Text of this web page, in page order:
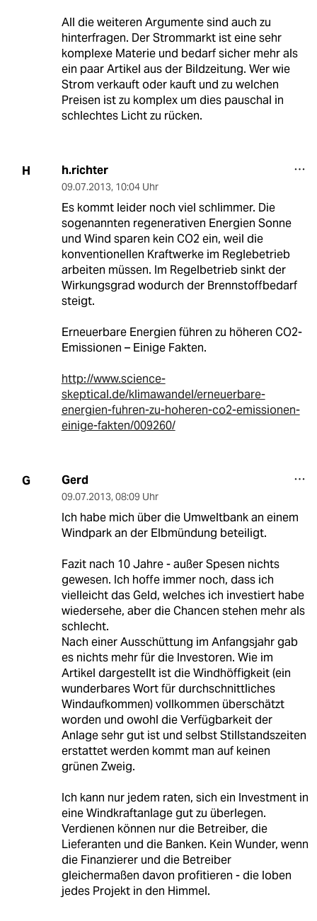
All die weiteren Argumente sind auch zu
hinterfragen. Der Strommarkt ist eine sehr
komplexe Materie und bedarf sicher mehr als
ein paar Artikel aus der Bildzeitung. Wer wie
Strom verkauft oder kauft und zu welchen
Preisen ist zu komplex um dies pauschal in
schlechtes Licht zu rücken.
H h.richter
09.07.2013, 10:04 Uhr
Es kommt leider noch viel schlimmer. Die
sogenannten regenerativen Energien Sonne
und Wind sparen kein CO2 ein, weil die
konventionellen Kraftwerke im Reglebetrieb
arbeiten müssen. Im Regelbetrieb sinkt der
Wirkungsgrad wodurch der Brennstoffbedarf
steigt.
Erneuerbare Energien führen zu höheren CO2-
Emissionen – Einige Fakten.
http://www.science-
skeptical.de/klimawandel/erneuerbare-
energien-fuhren-zu-hoheren-co2-emissionen-
einige-fakten/009260/
G Gerd
09.07.2013, 08:09 Uhr
Ich habe mich über die Umweltbank an einem
Windpark an der Elbmündung beteiligt.
Fazit nach 10 Jahre - außer Spesen nichts
gewesen. Ich hoffe immer noch, dass ich
vielleicht das Geld, welches ich investiert habe
wiedersehe, aber die Chancen stehen mehr als
schlecht.
Nach einer Ausschüttung im Anfangsjahr gab
es nichts mehr für die Investoren. Wie im
Artikel dargestellt ist die Windhöffigkeit (ein
wunderbares Wort für durchschnittliches
Windaufkommen) vollkommen überschätzt
worden und owohl die Verfügbarkeit der
Anlage sehr gut ist und selbst Stillstandszeiten
erstattet werden kommt man auf keinen
grünen Zweig.
Ich kann nur jedem raten, sich ein Investment in
eine Windkraftanlage gut zu überlegen.
Verdienen können nur die Betreiber, die
Lieferanten und die Banken. Kein Wunder, wenn
die Finanzierer und die Betreiber
gleichermaßen davon profitieren - die loben
jedes Projekt in den Himmel.